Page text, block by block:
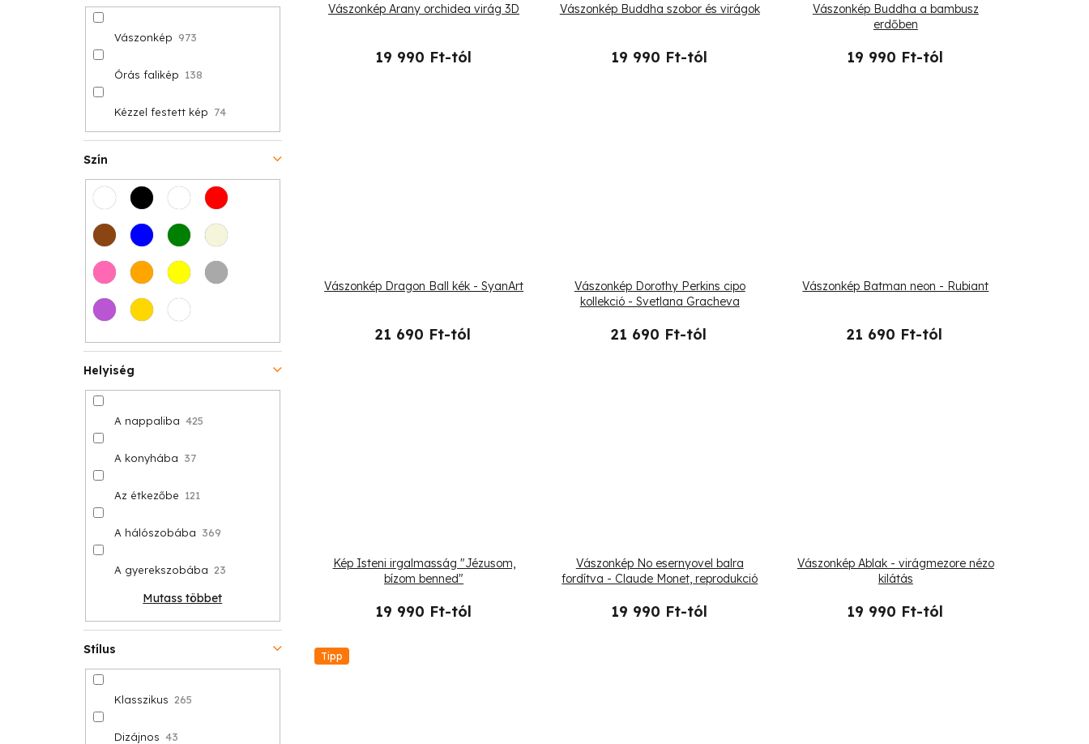
Vászonkép 973
Órás falikép 138
Kézzel festett kép 74
Szín
Helyiség
A nappaliba 425
A konyhába 37
Az étkezőbe 121
A hálószobába 369
A gyerekszobába 23
Mutass többet
Stílus
Klasszikus 265
Dizájnos 43
Vászonkép Arany orchidea virág 3D
19 990 Ft-tól
Vászonkép Buddha szobor és virágok
19 990 Ft-tól
Vászonkép Buddha a bambusz
erdőben
19 990 Ft-tól
Vászonkép Dragon Ball kék - SyanArt
21 690 Ft-tól
Vászonkép Dorothy Perkins cipo
kollekció - Svetlana Gracheva
21 690 Ft-tól
Vászonkép Batman neon - Rubiant
21 690 Ft-tól
Kép Isteni irgalmasság "Jézusom,
bízom benned"
19 990 Ft-tól
Vászonkép No esernyovel balra
fordítva - Claude Monet, reprodukció
19 990 Ft-tól
Vászonkép Ablak - virágmezore nézo
kilátás
19 990 Ft-tól
Tipp